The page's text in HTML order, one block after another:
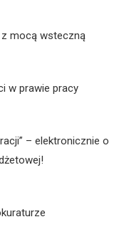
mocą wsteczną
w prawie pracy
– elektronicznie o